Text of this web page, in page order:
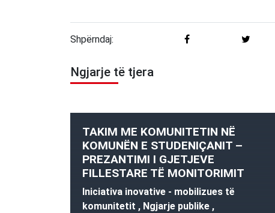
Shpërndaj:
Ngjarje të tjera
TAKIM ME KOMUNITETIN NË
KOMUNËN E STUDENIÇANIT –
PREZANTIMI I GJETJEVE
FILLESTARE TË MONITORIMIT
Iniciativa inovative - mobilizues të
komunitetit , Ngjarje publike ,